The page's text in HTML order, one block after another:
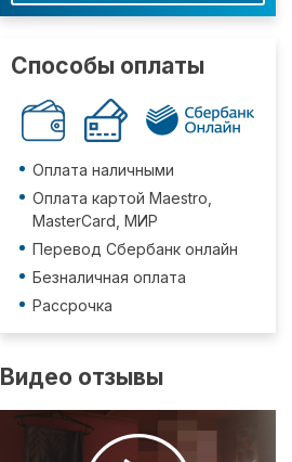
Способы оплаты
Оплата наличными
Оплата картой Maestro,
MasterCard, МИР
Перевод Сбербанк онлайн
Безналичная оплата
Рассрочка
Видео отзывы